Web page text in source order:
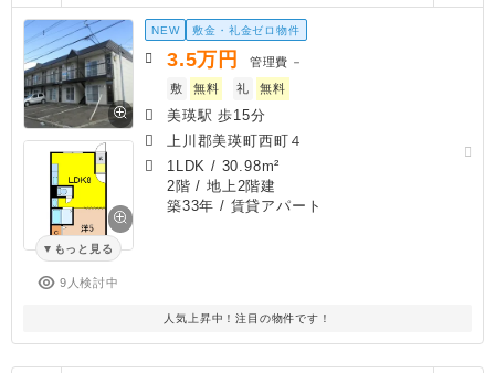
もっと見る
9人検討中
NEW 敷金・礼金ゼロ物件
3.5万円 管理費 －
敷
無料 礼 無料
美瑛駅 歩15分
上川郡美瑛町西町４
1LDK / 30.98m²
2階 / 地上2階建
築33年 / 賃貸アパート
人気上昇中！注目の物件です！